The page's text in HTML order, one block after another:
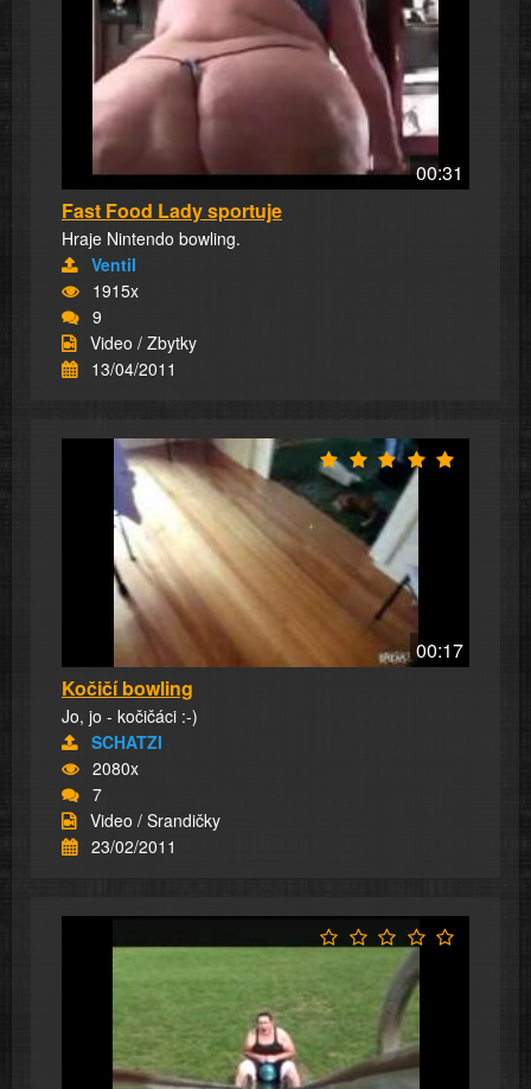
00:31
Fast Food Lady sportuje
Hraje Nintendo bowling.
Ventil
1915x
9
Video / Zbytky
13/04/2011
00:17
Kočičí bowling
Jo, jo - kočičáci :-)
SCHATZI
2080x
7
Video / Srandičky
23/02/2011